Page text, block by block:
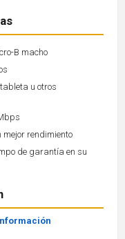
B macho
u otros
rendimiento
de garantía en su